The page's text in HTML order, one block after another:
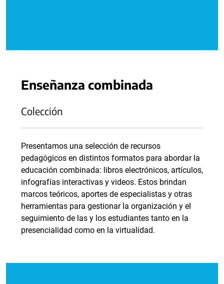
Enseñanza combinada
Colección
Presentamos una selección de recursos
pedagógicos en distintos formatos para abordar la
educación combinada: libros electrónicos, artículos,
infografías interactivas y videos. Estos brindan
marcos teóricos, aportes de especialistas y otras
herramientas para gestionar la organización y el
seguimiento de las y los estudiantes tanto en la
presencialidad como en la virtualidad.